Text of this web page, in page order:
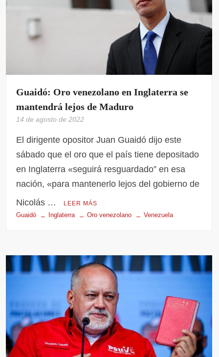
Guaidó: Oro venezolano en Inglaterra se
mantendrá lejos de Maduro
14 de agosto de 2022
El dirigente opositor Juan Guaidó dijo este
sábado que el oro que el país tiene depositado
en Inglaterra «seguirá resguardado” en esa
nación, «para mantenerlo lejos del gobierno de
Nicolás …
LEER MÁS
Guaidó Inglaterra Oro venezolano Venezuela